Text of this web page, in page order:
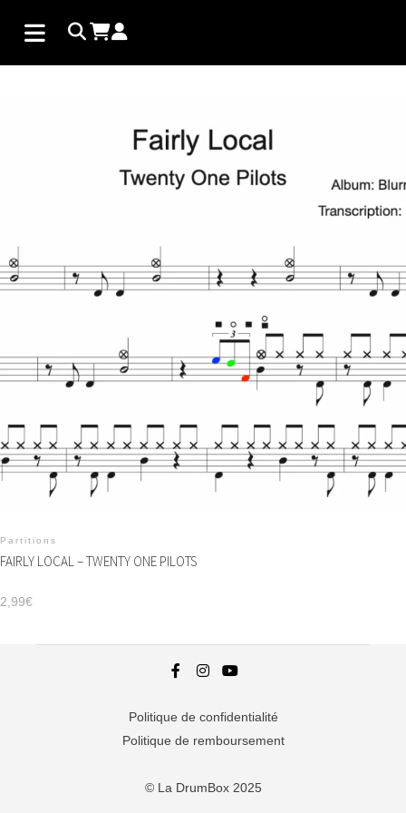
Partitions
FAIRLY LOCAL – TWENTY ONE PILOTS
2,99€
Politique de confidentialité
Politique de remboursement
© La DrumBox 2025